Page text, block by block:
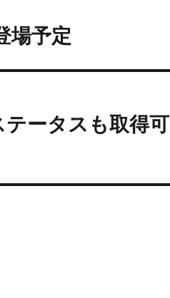
場予定
ータスも取得可